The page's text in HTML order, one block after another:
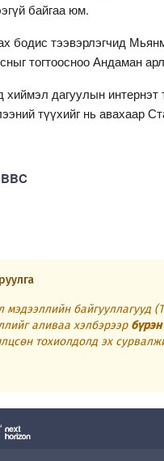
байгаа юм.
бодис тээвэрлэгчид
тогтоосноо Андаман
хиймэл дагуулын
түүхийг нь авахаар
BBC
мэдээллийн байгууллагууд
аливаа хэлбэрээр
тохиолдолд эх